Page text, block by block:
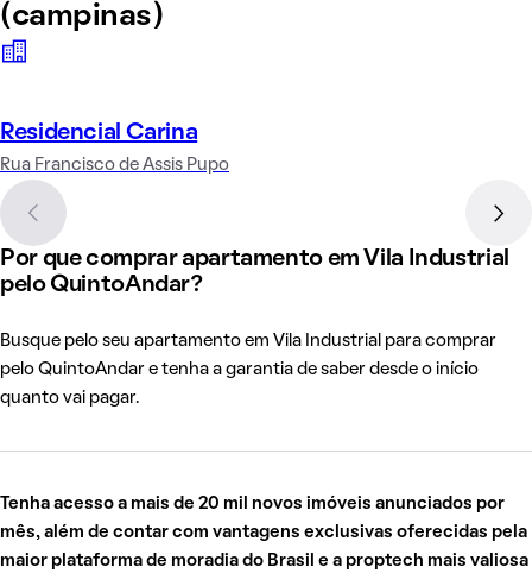
(campinas)
Residencial Carina
Rua Francisco de Assis Pupo
Por que comprar apartamento em Vila Industrial
pelo QuintoAndar?
Busque pelo seu apartamento em Vila Industrial para comprar
pelo QuintoAndar e tenha a garantia de saber desde o início
quanto vai pagar.
Tenha acesso a mais de 20 mil novos imóveis anunciados por
mês, além de contar com vantagens exclusivas oferecidas pela
maior plataforma de moradia do Brasil e a proptech mais valiosa